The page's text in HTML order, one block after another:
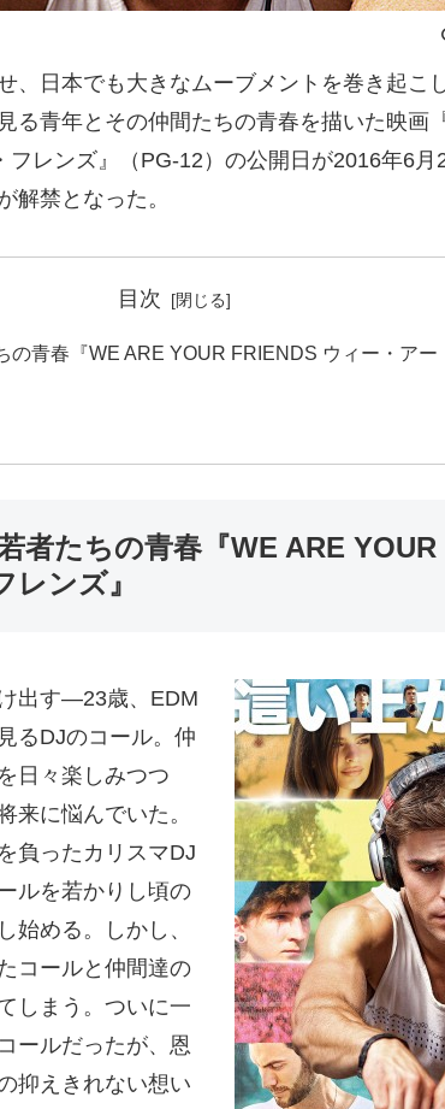
、日本でも大きなムーブメントを巻き起こ
る青年とその仲間たちの青春を描いた映画
レンズ』（PG-12）の公開日が2016年6月
解禁となった。
目次
の青春『WE ARE YOUR FRIENDS ウィー・アー
者たちの青春『WE ARE YOUR
レンズ』
出す―23歳、EDM
るDJのコール。仲
日々楽しみつつ
来に悩んでいた。
負ったカリスマDJ
ルを若かりし頃の
始める。しかし、
コールと仲間達の
しまう。ついに一
ールだったが、恩
抑えきれない想い